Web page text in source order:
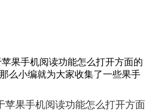
果手机阅读功能怎么打开方面的
么小编就为大家收集了一些果手
苹果手机阅读功能怎么打开方面